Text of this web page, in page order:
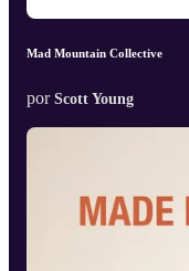
Mad Mountain Collective
por Scott Young